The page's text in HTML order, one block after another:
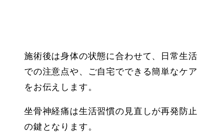
施術後は身体の状態に合わせて、日常生活
での注意点や、ご自宅でできる簡単なケア
をお伝えします。
坐骨神経痛は生活習慣の見直しが再発防止
の鍵となります。